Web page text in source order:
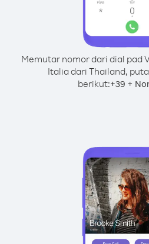
Memutar nomor dari dial pad
Italia dari Thailand,
berikut:+39 +